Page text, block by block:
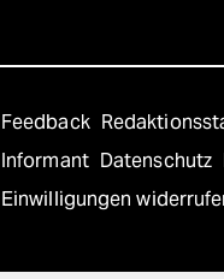
Feedback
Informant Datenschutz
Einwilligungen